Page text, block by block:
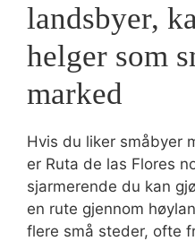
landsbyer,
helger som
marked
Hvis du liker småbyer
er Ruta de las Flores
sjarmerende du kan
en rute gjennom
flere små steder, ofte